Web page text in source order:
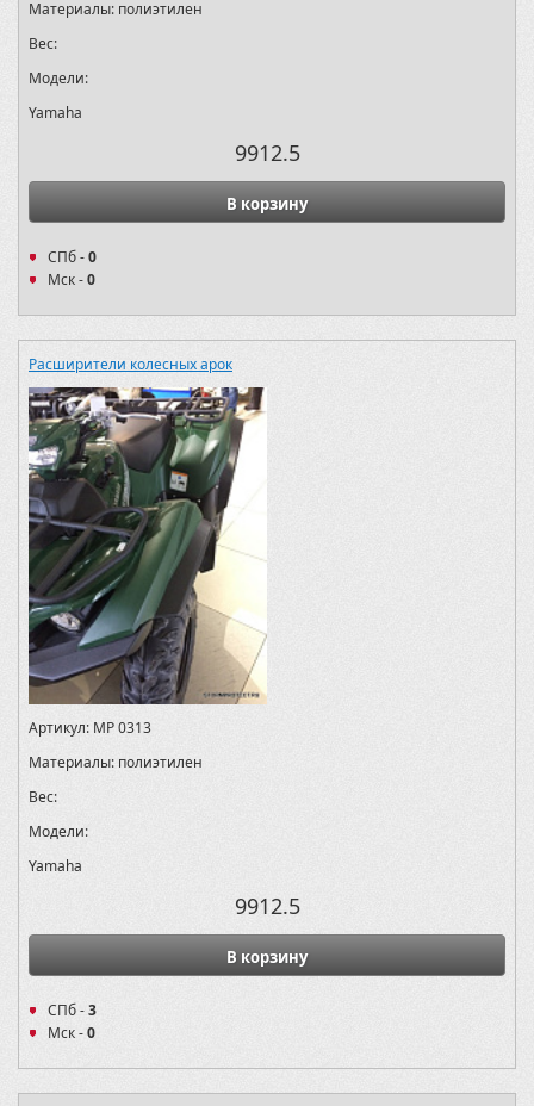
Материалы: полиэтилен
Вес:
Модели:
Yamaha
9912.5
В корзину
СПб -0
Мск -0
Расширители колесных арок
Артикул: MP 0313
Материалы: полиэтилен
Вес:
Модели:
Yamaha
9912.5
В корзину
СПб -3
Мск -0